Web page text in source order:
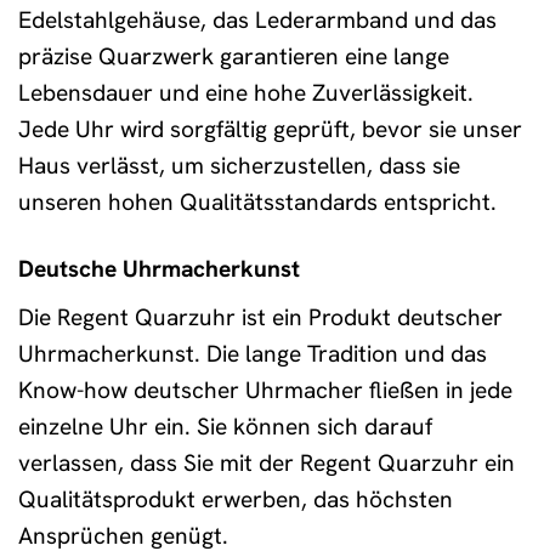
Edelstahlgehäuse, das Lederarmband und das
präzise Quarzwerk garantieren eine lange
Lebensdauer und eine hohe Zuverlässigkeit.
Jede Uhr wird sorgfältig geprüft, bevor sie unser
Haus verlässt, um sicherzustellen, dass sie
unseren hohen Qualitätsstandards entspricht.
Deutsche Uhrmacherkunst
Die Regent Quarzuhr ist ein Produkt deutscher
Uhrmacherkunst. Die lange Tradition und das
Know-how deutscher Uhrmacher fließen in jede
einzelne Uhr ein. Sie können sich darauf
verlassen, dass Sie mit der Regent Quarzuhr ein
Qualitätsprodukt erwerben, das höchsten
Ansprüchen genügt.